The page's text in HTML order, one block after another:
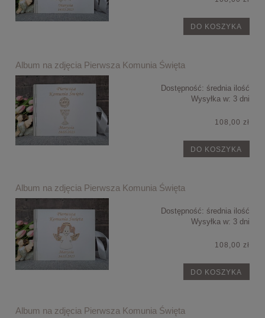
DO KOSZYKA
Album na zdjęcia Pierwsza Komunia Święta
Dostępność: średnia ilość
Wysyłka w: 3 dni
108,00 zł
DO KOSZYKA
Album na zdjęcia Pierwsza Komunia Święta
Dostępność: średnia ilość
Wysyłka w: 3 dni
108,00 zł
DO KOSZYKA
Album na zdjęcia Pierwsza Komunia Święta